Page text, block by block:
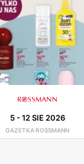
5-12 SIE 2026
GAZETKA ROSSMANN